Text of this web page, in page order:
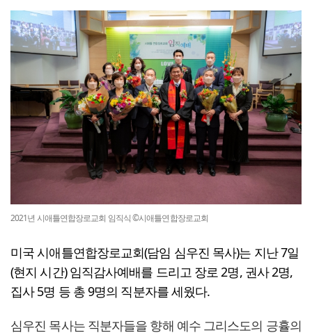
2021년 시애틀연합장로교회 임직식 ©시애틀연합장로교회
미국 시애틀연합장로교회(담임 심우진 목사)는 지난 7일
(현지 시간) 임직감사예배를 드리고 장로 2명, 권사 2명,
집사 5명 등 총 9명의 직분자를 세웠다.
심우진 목사는 직분자들을 향해 예수 그리스도의 긍휼의